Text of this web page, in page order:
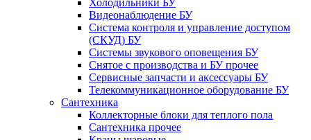
Холодильники БУ
Видеонаблюдение БУ
Система контроля и управление доступом
(СКУД) БУ
Системы звукового оповещения БУ
Снятое с производства и БУ прочее
Сервисные запчасти и аксессуары БУ
Телекоммуникационное оборудование БУ
Сантехника
Коллекторные блоки для теплого пола
Сантехника прочее